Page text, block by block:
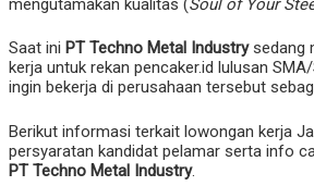
mengutamakan kualitas (Soul of Your
Saat ini PT Techno Metal Industrysedang
kerja untuk rekan pencaker.id lulusan
ingin bekerja di perusahaan tersebut
Berikut informasi terkait lowongan kerja
persyaratan kandidat pelamar serta info
PT Techno Metal Industry.